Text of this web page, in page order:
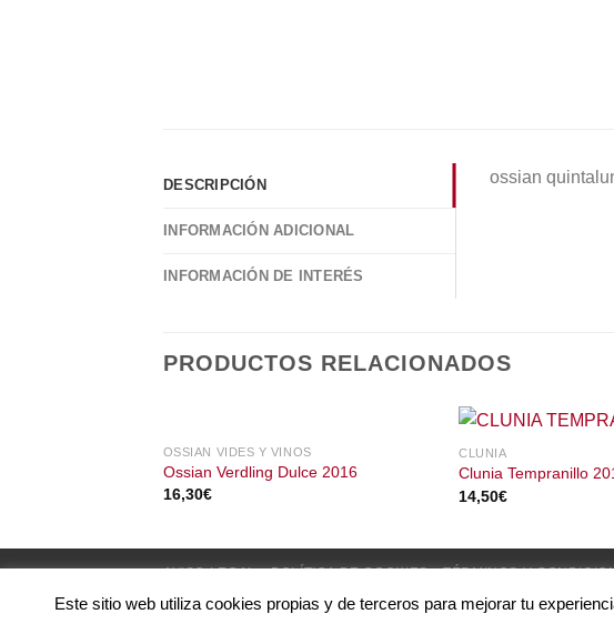
DESCRIPCIÓN
INFORMACIÓN ADICIONAL
INFORMACIÓN DE INTERÉS
ossian
PRODUCTOS RELACIONADOS
SIN EXISTENCIAS
OSSIAN VIDES Y VINOS
Ossian Verdling Dulce 2016
16,30€
CLUNIA
Clunia Tempranillo
14,50€
AVISO LEGAL POLÍTICA DE COOKIES TÉRMINOS Y
Copyright © 2023Intervinos.Todos los derechos reservados
Este sitio web utiliza cookies propias y de terceros para mejorar tu